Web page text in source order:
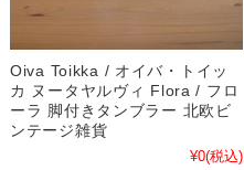
Oiva Toikka / オイバ・トイッ
カ ヌータヤルヴィ Flora / フロ
ーラ 脚付きタンブラー 北欧ビ
ンテージ雑貨
¥0(税込)